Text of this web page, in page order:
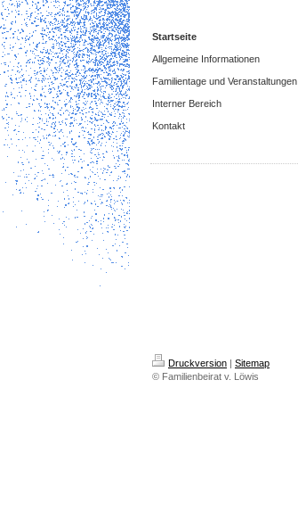
Startseite
Allgemeine Informationen
Familientage und Veranstaltungen
Interner Bereich
Kontakt
Druckversion | Sitemap
© Familienbeirat v. Löwis